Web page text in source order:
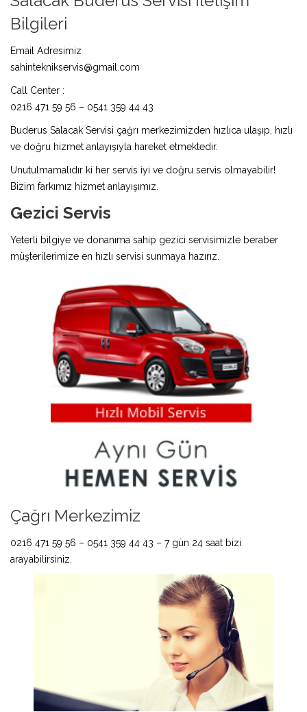
Bilgileri
Email Adresimiz
sahinteknikservis@gmail.com
Call Center :
0216 471 59 56 – 0541 359 44 43
Buderus Salacak Servisi çağrı merkezimizden hızlıca ulaşıp, hızlı
ve doğru hizmet anlayışıyla hareket etmektedir.
Unutulmamalıdır ki her servis iyi ve doğru servis olmayabilir!
Bizim farkımız hizmet anlayışımız.
Gezici Servis
Yeterli bilgiye ve donanıma sahip gezici servisimizle beraber
müşterilerimize en hızlı servisi sunmaya hazırız.
Çağrı Merkezimiz
0216 471 59 56 – 0541 359 44 43 – 7 gün 24 saat bizi
arayabilirsiniz.